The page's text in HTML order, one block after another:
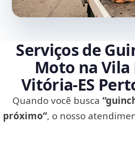
Serviços de
Moto na Vila
Vitória‑ES
Quando você busca
próximo”, o nosso